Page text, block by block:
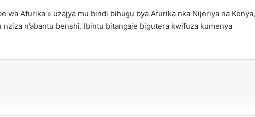
wa Afurika » uzajya mu bindi bihugu bya Afurika nka Nijeriya na Kenya,
n’abantu benshi. Ibintu bitangaje bigutera kwifuza kumenya